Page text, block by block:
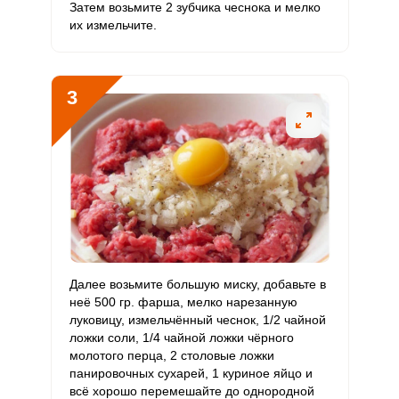
Витамин
30.5 мг
Калий
Кальций 8.6
Кремний 9.5 мг 30 мг 3.1 7.9
Магний 259.2 мг 400 мг 6.3 16.2
Натрий 5972.9 мг 1300 мг 44.9 114.9
Фосфор 1019.9 мг 800 мг 12.5 31.9
Хлор 3119.7 мг 2300 мг 13.3
Алюминий 30 мкг
Затем возьмите 2 зубчика чеснока и мелко
их измельчите.
3
Далее возьмите большую миску, добавьте в
неё 500 гр. фарша, мелко нарезанную
луковицу, измельчённый чеснок, 1/2 чайной
ложки соли, 1/4 чайной ложки чёрного
молотого перца, 2 столовые ложки
панировочных сухарей, 1 куриное яйцо и
всё хорошо перемешайте до однородной